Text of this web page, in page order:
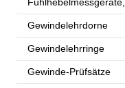
Gewindelehrdorne
Gewindelehrringe
Gewinde-Prüfsätze